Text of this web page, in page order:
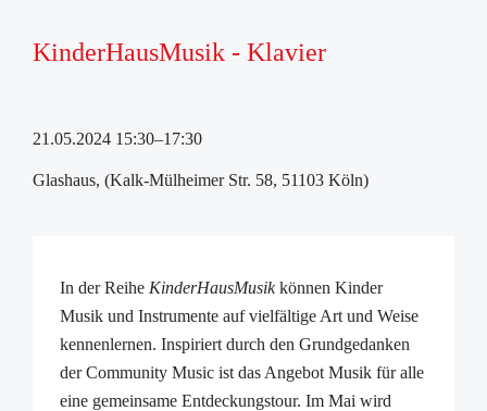
KinderHausMusik - Klavier
21.05.2024 15:30–17:30
Glashaus, (Kalk-Mülheimer Str. 58, 51103 Köln)
In der Reihe KinderHausMusikkönnen Kinder
Musik und Instrumente auf vielfältige Art und Weise
kennenlernen. Inspiriert durch den Grundgedanken
der Community Music ist das Angebot Musik für alle
eine gemeinsame Entdeckungstour. Im Mai wird